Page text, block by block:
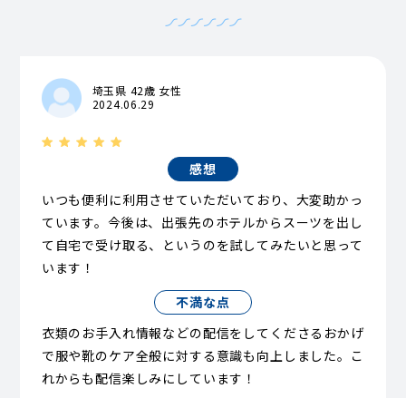
埼玉県 42歳 女性
2024.06.29
感想
いつも便利に利用させていただいており、大変助かっ
ています。今後は、出張先のホテルからスーツを出し
て自宅で受け取る、というのを試してみたいと思って
います！
不満な点
衣類のお手入れ情報などの配信をしてくださるおかげ
で服や靴のケア全般に対する意識も向上しました。こ
れからも配信楽しみにしています！